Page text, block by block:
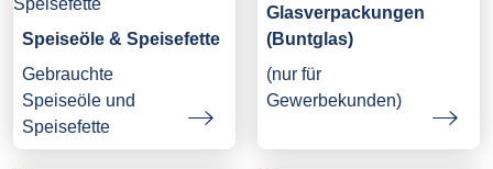
Speiseöle & Speisefette
Gebrauchte
Speiseöle und
Speisefette
Glasverpackungen
(Buntglas)
(nur für
Gewerbekunden)